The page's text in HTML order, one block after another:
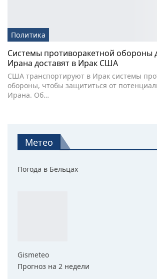
Политика
Системы противоракетной обороны
Ирана доставят в Ирак США
США транспортируют в Ирак системы
обороны, чтобы защититься от
Ирана. Об…
Метео
Погода в Бельцах
Gismeteo
Прогноз на 2 недели